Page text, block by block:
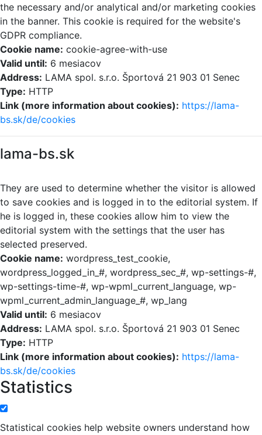
the necessary and/or analytical and/or marketing cookies
in the banner. This cookie is required for the website's
GDPR compliance.
Cookie name: cookie-agree-with-use
Valid until: 6 mesiacov
Address: LAMA spol. s.r.o. Športová 21 903 01 Senec
Type: HTTP
Link (more information about cookies): https://lama-
bs.sk/de/cookies
lama-bs.sk
They are used to determine whether the visitor is allowed
to save cookies and is logged in to the editorial system. If
he is logged in, these cookies allow him to view the
editorial system with the settings that the user has
selected preserved.
Cookie name: wordpress_test_cookie,
wordpress_logged_in_#, wordpress_sec_#, wp-settings-#,
wp-settings-time-#, wp-wpml_current_language, wp-
wpml_current_admin_language_#, wp_lang
Valid until: 6 mesiacov
Address: LAMA spol. s.r.o. Športová 21 903 01 Senec
Type: HTTP
Link (more information about cookies): https://lama-
bs.sk/de/cookies
Statistics
Statistical cookies help website owners understand how